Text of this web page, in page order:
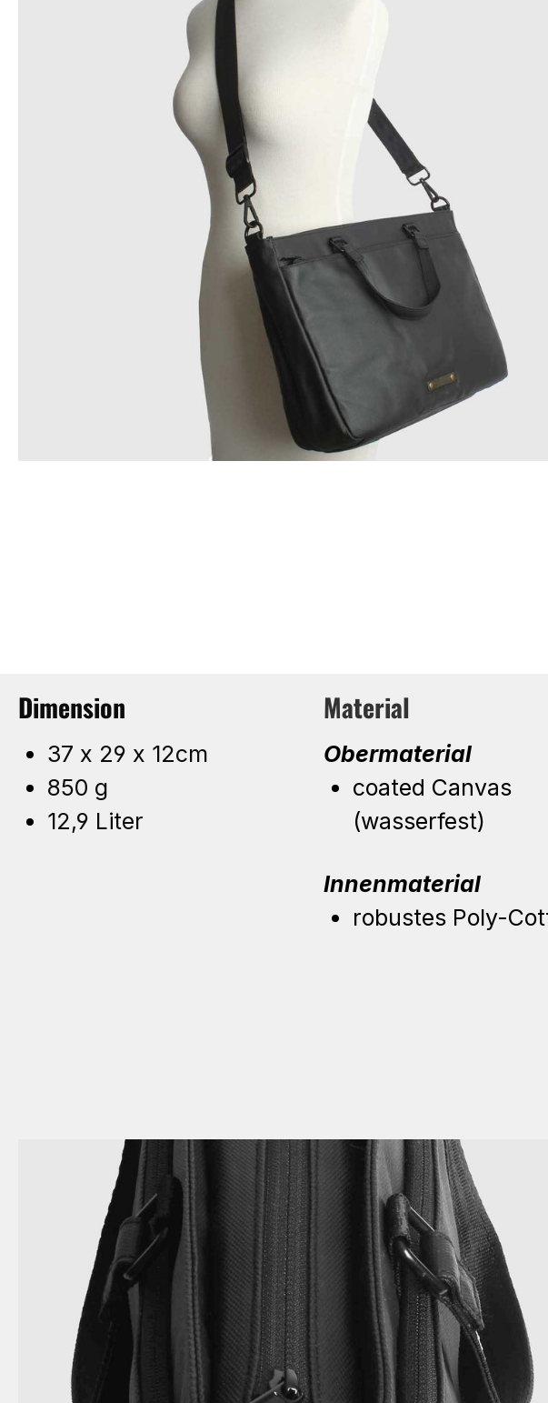
Dimension
37 x 29 x 12cm
850 g
12,9 Liter
Material
Obermaterial
coated Canvas
(wasserfest)
Innenmaterial
robustes Poly-